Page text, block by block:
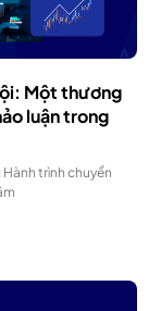
Một thương
luận trong
trình chuyển